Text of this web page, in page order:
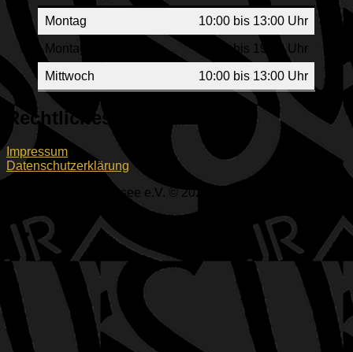
Montag 10:00 bis 13:00 Uhr
Montag 17:00 bis 19:00 Uhr
Mittwoch 10:00 bis 13:00 Uhr
Rechtliches
Impressum
Datenschutzerklärung
ESV Ingolstadt-Ringsee e.V. © 2026. Alle Rechte